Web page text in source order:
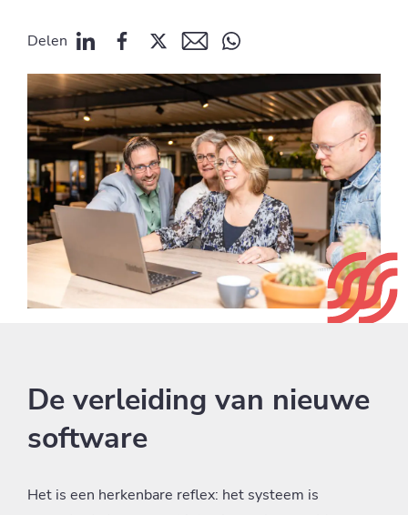
Delen
De verleiding van nieuwe
software
Het is een herkenbare reflex: het systeem is